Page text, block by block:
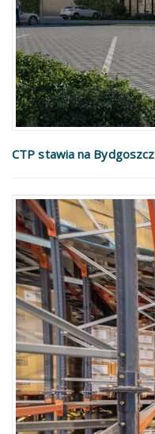
CTP stawia na Bydgoszcz